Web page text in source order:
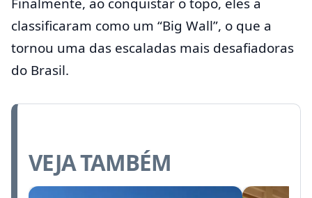
classificaram como um “Big Wall”, o que a
tornou uma das escaladas mais desafiadoras
do Brasil.
VEJA TAMBÉM